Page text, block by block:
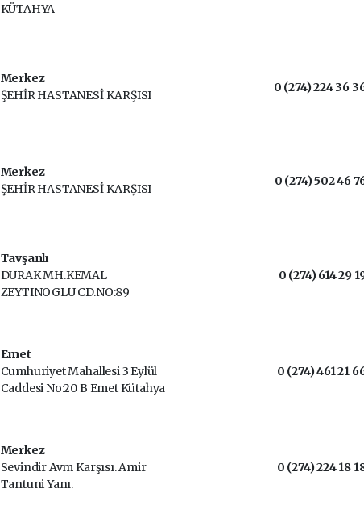
KÜTAHYA
Merkez
ŞEHİR HASTANESİ KARŞISI
0 (274) 224 36
Merkez
ŞEHİR HASTANESİ KARŞISI
0 (274) 502 46
Tavşanlı
DURAK MH.KEMAL
ZEYTINOGLU CD.NO:89
0 (274) 614 29
Emet
Cumhuriyet Mahallesi 3 Eylül
Caddesi No:20 B Emet Kütahya
0 (274) 461 21
Merkez
Sevindir Avm Karşısı. Amir
Tantuni Yanı.
0 (274) 224 18